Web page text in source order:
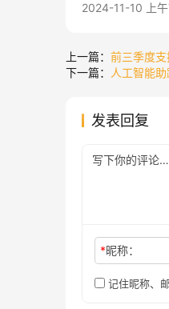
2024-11-10 上
上一篇： 前三季度
下一篇：
人工智能
发表回复
*昵称：
记住昵称、